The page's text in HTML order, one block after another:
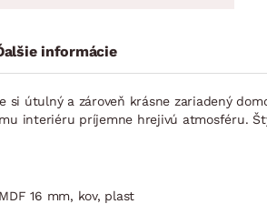
informácie
si útulný a zároveň krásne zariadený
interiéru príjemne hrejivú atmosféru.
16 mm, kov, plast